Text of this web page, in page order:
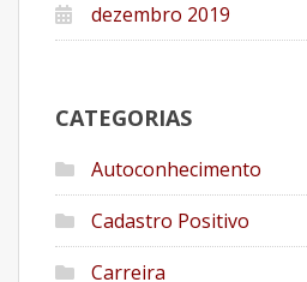
dezembro 2019
CATEGORIAS
Autoconhecimento
Cadastro Positivo
Carreira